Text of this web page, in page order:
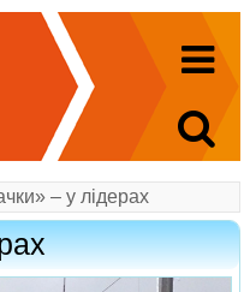
– у лідерах